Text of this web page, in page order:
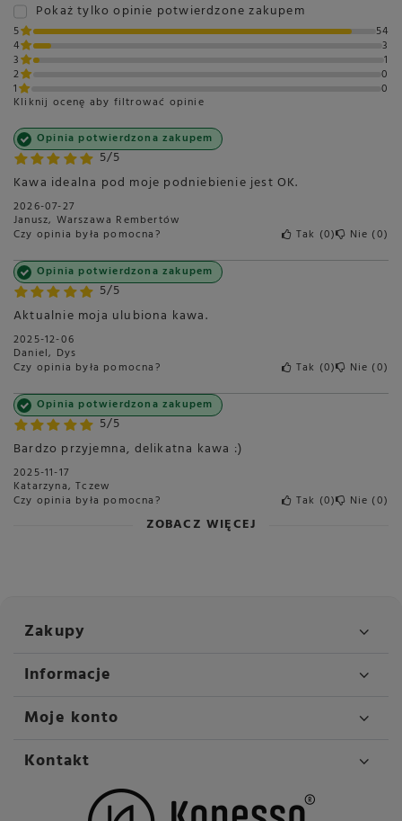
Pokaż tylko opinie potwierdzone zakupem
5
54
4
3
3
1
2
0
1
0
Kliknij ocenę aby filtrować opinie
5/5
Opinia potwierdzona zakupem
Kawa idealna pod moje podniebienie jest OK.
2026-07-27
Janusz, Warszawa Rembertów
Czy opinia była pomocna? Tak 0 Nie 0
5/5
Opinia potwierdzona zakupem
Aktualnie moja ulubiona kawa.
2025-12-06
Daniel, Dys
Czy opinia była pomocna? Tak 0 Nie 0
5/5
Opinia potwierdzona zakupem
Bardzo przyjemna, delikatna kawa :)
2025-11-17
Katarzyna, Tczew
Czy opinia była pomocna? Tak 0 Nie 0
ZOBACZ WIĘCEJ
Zakupy
Informacje
Moje konto
Kontakt